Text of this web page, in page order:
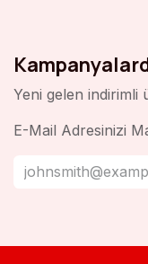
Yeni gelen indirimli
E-Mail Adresinizi